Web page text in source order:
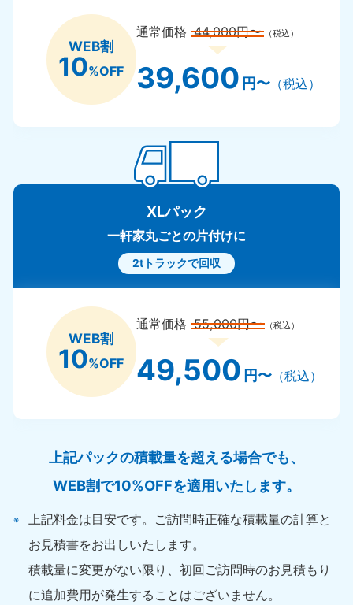
WEB割
10%OFF
通常価格44,000円〜 （税込）
39,600 円〜（税込）
XLパック
一軒家丸ごとの片付けに
2tトラックで回収
WEB割
10%OFF
通常価格55,000円〜 （税込）
49,500 円〜（税込）
上記パックの積載量を超える場合でも、
WEB割で10%OFFを適用いたします。
上記料金は目安です。ご訪問時正確な積載量の計算と
お見積書をお出しいたします。
積載量に変更がない限り、初回ご訪問時のお見積もり
に追加費用が発生することはございません。